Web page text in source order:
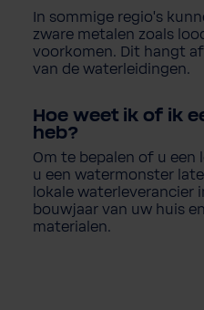
In sommige regio's
zware metalen zoals
voorkomen. Dit hangt
van de waterleidingen.
Hoe weet ik of ik
heb?
Om te bepalen of u
u een watermonster
lokale waterleverancier
bouwjaar van uw huis
materialen.